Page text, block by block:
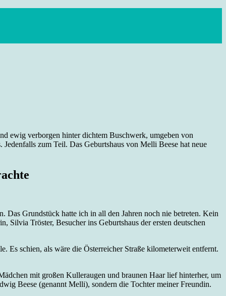
ewig verborgen hinter dichtem Buschwerk, umgeben von
zum Teil. Das Geburtshaus von Melli Beese hat neue
Grundstück hatte ich in all den Jahren noch nie betreten. Kein
Silvia Tröster, Besucher ins Geburtshaus der ersten deutschen
Es schien, als wäre die Österreicher Straße kilometerweit entfernt.
mit großen Kulleraugen und braunen Haar lief hinterher, um
Beese (genannt Melli), sondern die Tochter meiner Freundin.